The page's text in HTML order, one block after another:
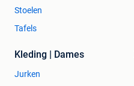
Stoelen
Tafels
Kleding | Dames
Jurken